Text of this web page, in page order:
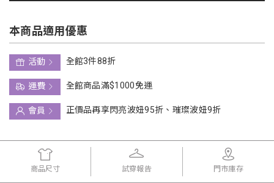
本商品適用優惠
活動
全館3件88折
運費
全館商品滿$1000免運
會員
正價品再享閃亮波妞95折、璀璨波妞9折
商品尺寸 試穿報告 門市庫存